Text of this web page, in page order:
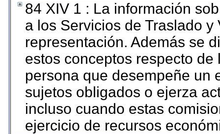
84 XIV 1 : La información
a los Servicios de Traslado
representación. Además se
estos conceptos respecto
persona que desempeñe un
sujetos obligados o ejerza
incluso cuando estas
ejercicio de recursos